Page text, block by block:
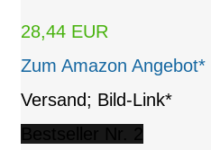
28,44 EUR
Zum Amazon Angebot*
Versand; Bild-Link*